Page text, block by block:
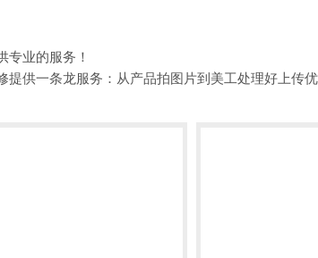
专业的服务！
供一条龙服务：从产品拍图片到美工处理好上传优